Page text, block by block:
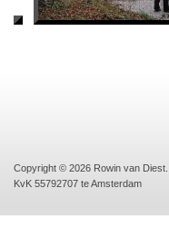
Copyright © 2026 Rowin van Diest.
KvK 55792707 te Amsterdam